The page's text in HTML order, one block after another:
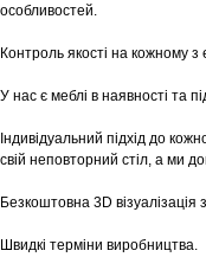
особливостей.
Контроль якості на кожному з
У нас є меблі в наявності та
Індивідуальний підхід до
свій неповторний стіл, а ми
Безкоштовна 3D
Швидкі терміни виробництва.